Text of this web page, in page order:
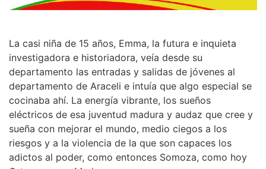
La casi niña de 15 años, Emma, la futura e inquieta
investigadora e historiadora, veía desde su
departamento las entradas y salidas de jóvenes al
departamento de Araceli e intuía que algo especial se
cocinaba ahí. La energía vibrante, los sueños
eléctricos de esa juventud madura y audaz que cree y
sueña con mejorar el mundo, medio ciegos a los
riesgos y a la violencia de la que son capaces los
adictos al poder, como entonces Somoza, como hoy